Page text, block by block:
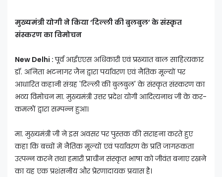
मुख्यमंत्री योगी ने किया ‘दिल्ली की बुलबुल’ के संस्कृत
संस्करण का विमोचन
New Delhi :पूर्व आईएएस अधिकारी एवं प्रख्यात बाल साहित्यकार
डॉ. अनिता भटनागर जैन द्वारा पर्यावरण एवं नैतिक मूल्यों पर
आधारित कहानी संग्रह 'दिल्ली की बुलबुल' के संस्कृत संस्करण का
भव्य विमोचन मा. मुख्यमंत्री उत्तर प्रदेश योगी आदित्यनाथ जी के कर-
कमलों द्वारा सम्पन्न हुआ।
मा. मुख्यमंत्री जी ने इस अवसर पर पुस्तक की सराहना करते हुए
कहा कि बच्चों में नैतिक मूल्यों एवं पर्यावरण के प्रति जागरूकता
उत्पन्न करने तथा हमारी प्राचीन संस्कृत भाषा को जीवंत बनाए रखने
का यह एक प्रशंसनीय और प्रेरणादायक प्रयास है।